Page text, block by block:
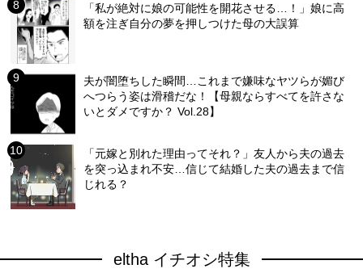
「私が絶対に娘の可能性を開花させる…！」娘に高
額を注ぎ自分の夢を押しつけた母の大誤算
夫が闇堕ちした瞬間…これまで嫌味なヤツらが媚び
へつらう姿は滑稽だな！【母親ならすべてを許さな
いとダメですか？ Vol.28】
「元嫁と別れた理由ってそれ？」友人から夫の過去
を突っ込まれ不安…信じて結婚した夫の過去まで信
じれる？
eltha イチオシ特集